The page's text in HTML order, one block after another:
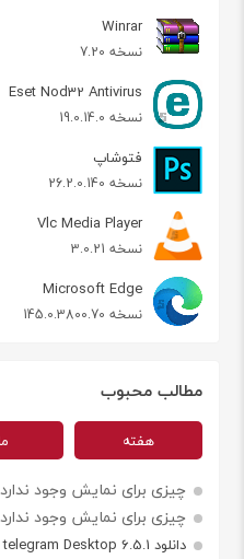
Winrar
نسخه 7.20
Eset Nod32 Antivirus
نسخه 19.0.14.0
فتوشاپ
نسخه 26.2.0.140
Vlc Media Player
نسخه 3.0.21
Microsoft Edge
نسخه 145.0.3800.70
مطالب محبوب
هفته
چیزی برای نمایش وجود ندارد
چیزی برای نمایش وجود ندارد
دانلود telegram Desktop 6.5.1 نرم افزار رایگان تلگرام دسکتاپ